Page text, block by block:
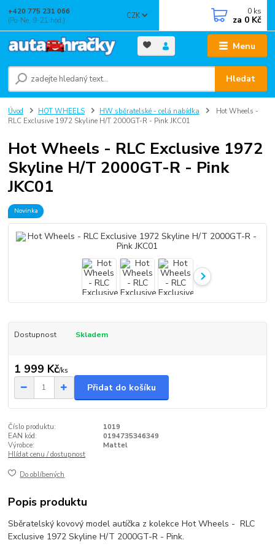
Menu
CZK
Hledat
+420 775 231 066
(Po-Ne, 9-21 hod.)
0 ks
za 0 Kč
Úvod HOT WHEELS HW sběratelské - celá nabídka
Hot Wheels -
RLC Exclusive 1972 Skyline H/T 2000GT-R - Pink JKC01
Hot Wheels - RLC Exclusive 1972
Skyline H/T 2000GT-R - Pink
JKC01
Novinka
Dostupnost Skladem
1 999 Kč/ks
Přidat do košíku
Číslo produktu:
1019
EAN kód:
0194735346349
Výrobce:
Mattel
Hlídat cenu / dostupnost
Do oblíbených
Popis produktu
Sběratelský kovový model autíčka z kolekce Hot Wheels - RLC
Exclusive 1972 Skyline H/T 2000GT-R - Pink.